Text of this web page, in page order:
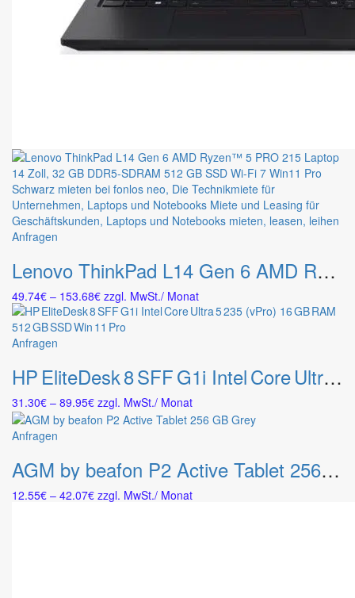
Anfragen
weist
mehrere
Varianten
auf.
Die
auf
Produktseite
gewählt
Lenovo ThinkPad L14 Gen 6 AMD Ryzen™ 5 PRO 215 Laptop 14″ 32 GB DDR5-SDRAM 512 GB SSD Wi-Fi 7 Win11 Pro Schwarz
49.74€ – 153.68€Preisspanne:
49.74€
bis
zzgl. MwSt./ Monat
Anfragen
weist
mehrere
Varianten
auf.
können
der
HP EliteDesk 8 SFF G1i Intel Core Ultra 5 235 (vPro) 16 GB RAM 512 GB SSD Win 11 Pro
31.30€ – 89.95€Preisspanne:
31.30€
zzgl. MwSt./ Monat
Anfragen
weist
mehrere
Varianten
AGM by beafon P2 Active Tablet 256 GB Grey
12.55€ – 42.07€Preisspanne:
zzgl. MwSt./ Monat